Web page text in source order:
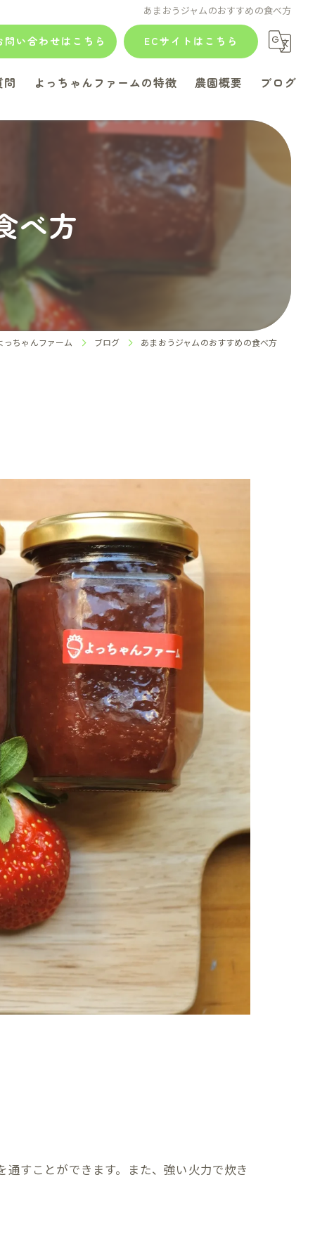
あまおうジャムのおすすめの食べ方
問い合わせはこちら ECサイトはこちら
問 よっちゃんファームの特徴
ティラミス
農園概要 ブログ
コラム
べ方
っちゃんファーム ブログ あまおうジャムのおすすめの食べ方
すことができます。また、強い火力で炊き